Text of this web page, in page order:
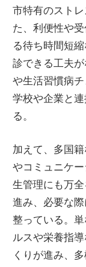
市特有のスト
た、利便性や
る待ち時間短
診できる工夫
や生活習慣病
学校や企業と
る。
加えて、多国
やコミュニケ
生管理にも万
進み、必要な
整っている。
ルスや栄養指
くりが進み、